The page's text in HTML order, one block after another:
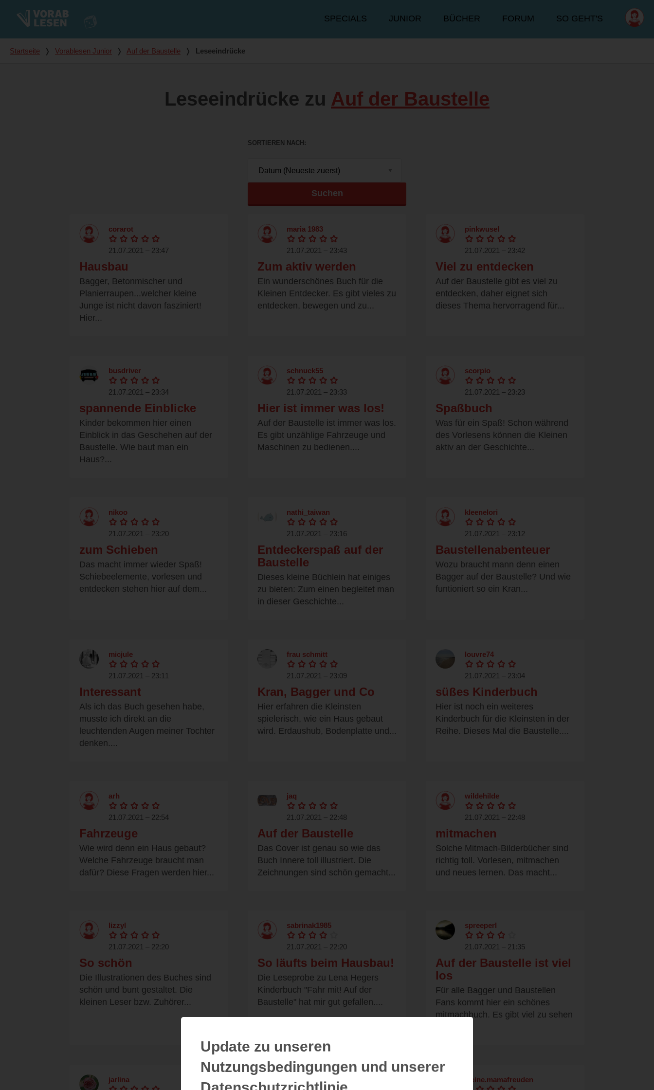
Hauptmenü
SPECIALS JUNIOR BÜCHER FORUM SO GEHT'S
Du bist hier
Startseite ❭ Vorablesen Junior ❭ Auf der Baustelle ❭ Leseeindrücke
Leseeindrücke zu Auf der Baustelle
SORTIEREN NACH
Suchen
corarot
21.07.2021 – 23:47
Hausbau
Bagger, Betonmischer und
Planierraupen...welcher kleine
Junge ist nicht davon fasziniert!
Hier...
maria 1983
21.07.2021 – 23:43
Zum aktiv werden
Ein wunderschönes Buch für die
Kleinen Entdecker. Es gibt vieles zu
entdecken, bewegen und zu...
pinkwusel
21.07.2021 – 23:42
Viel zu entdecken
Auf der Baustelle gibt es viel zu
entdecken, daher eignet sich
dieses Thema hervorragend für...
busdriver
21.07.2021 – 23:34
spannende Einblicke
Kinder bekommen hier einen
Einblick in das Geschehen auf der
Baustelle. Wie baut man ein
Haus?...
schnuck55
21.07.2021 – 23:33
Hier ist immer was los!
Auf der Baustelle ist immer was los.
Es gibt unzählige Fahrzeuge und
Maschinen zu bedienen....
scorpio
21.07.2021 – 23:23
Spaßbuch
Was für ein Spaß! Schon während
des Vorlesens können die Kleinen
aktiv an der Geschichte...
nikoo
21.07.2021 – 23:20
zum Schieben
Das macht immer wieder Spaß!
Schiebeelemente, vorlesen und
entdecken stehen hier auf dem...
nathi_taiwan
21.07.2021 – 23:16
Entdeckerspaß auf der
Baustelle
Dieses kleine Büchlein hat einiges
zu bieten: Zum einen begleitet man
in dieser Geschichte...
kleenelori
21.07.2021 – 23:12
Baustellenabenteuer
Wozu braucht mann denn einen
Bagger auf der Baustelle? Und wie
funtioniert so ein Kran...
micjule
21.07.2021 – 23:11
Interessant
Als ich das Buch gesehen habe,
musste ich direkt an die
leuchtenden Augen meiner Tochter
denken....
frau schmitt
21.07.2021 – 23:09
Kran, Bagger und Co
Hier erfahren die Kleinsten
spielerisch, wie ein Haus gebaut
wird. Erdaushub, Bodenplatte und...
louvre74
21.07.2021 – 23:04
süßes Kinderbuch
Hier ist noch ein weiteres
Kinderbuch für die Kleinsten in der
Reihe. Dieses Mal die Baustelle....
arh
21.07.2021 – 22:54
Fahrzeuge
Wie wird denn ein Haus gebaut?
Welche Fahrzeuge braucht man
dafür? Diese Fragen werden hier...
jaq
21.07.2021 – 22:48
Auf der Baustelle
Das Cover ist genau so wie das
Buch Innere toll illustriert. Die
Zeichnungen sind schön gemacht...
wildehilde
21.07.2021 – 22:48
mitmachen
Solche Mitmach-Bilderbücher sind
richtig toll. Vorlesen, mitmachen
und neues lernen. Das macht...
lizzyl
21.07.2021 – 22:20
So schön
Die Illustrationen des Buches sind
schön und bunt gestaltet. Die
kleinen Leser bzw. Zuhörer...
sabrinak1985
21.07.2021 – 22:20
So läufts beim Hausbau!
Die Leseprobe zu Lena Hegers
Kinderbuch "Fahr mit! Auf der
Baustelle" hat mir gut gefallen....
spreeperl
21.07.2021 – 21:35
Auf der Baustelle ist viel
los
Für alle Bagger und Baustellen
Fans kommt hier ein schönes
mitmachbuch. Es gibt viel zu sehen
jarlina sterntaler1512 kleine.mamafreuden
Update zu unseren
Nutzungsbedingungen und unserer